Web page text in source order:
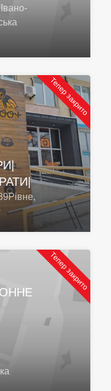
Тепер закрито
Тепер закрито